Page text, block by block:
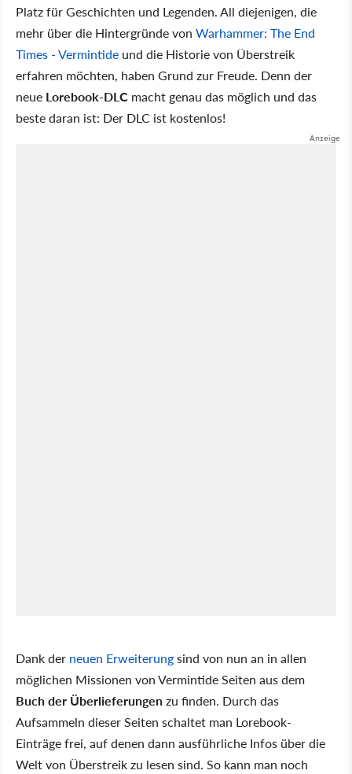
Platz für Geschichten und Legenden. All diejenigen, die
mehr über die Hintergründe von Warhammer: The End
Times - Vermintide und die Historie von Überstreik
erfahren möchten, haben Grund zur Freude. Denn der
neue Lorebook-DLC macht genau das möglich und das
beste daran ist: Der DLC ist kostenlos!
Dank der neuen Erweiterungsind von nun an in allen
möglichen Missionen von Vermintide Seiten aus dem
Buch der Überlieferungenzu finden. Durch das
Aufsammeln dieser Seiten schaltet man Lorebook-
Einträge frei, auf denen dann ausführliche Infos über die
Welt von Überstreik zu lesen sind. So kann man noch